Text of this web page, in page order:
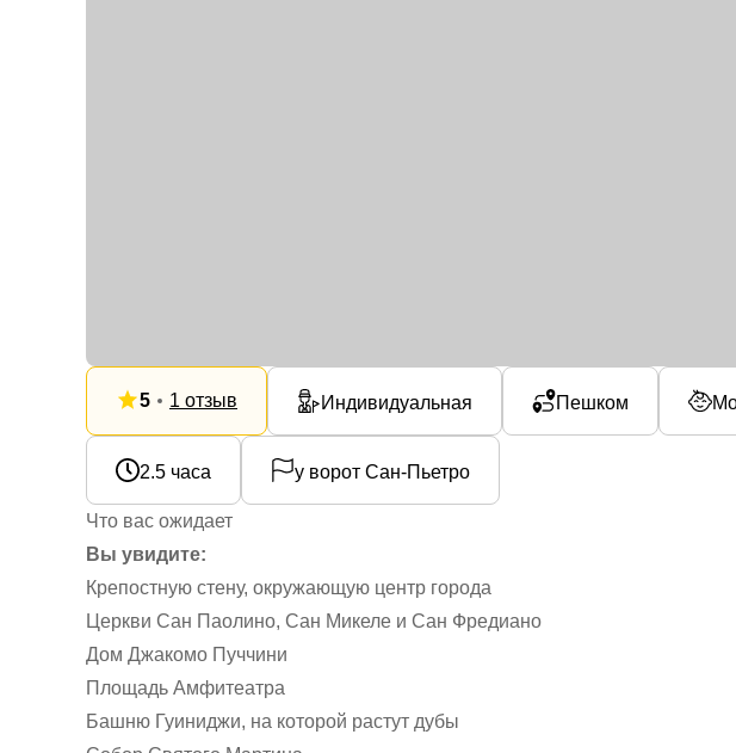
5 1 отзыв Индивидуальная Пешком
2.5 часа у ворот Сан-Пьетро
Что вас ожидает
Вы увидите:
Крепостную стену, окружающую центр города
Церкви Сан Паолино, Сан Микеле и Сан Фредиано
Дом Джакомо Пуччини
Площадь Амфитеатра
Башню Гуиниджи, на которой растут дубы